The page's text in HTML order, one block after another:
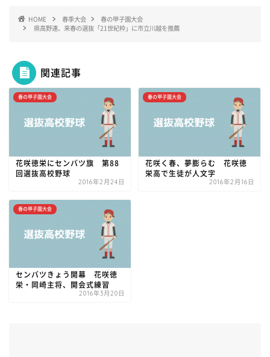
HOME 春季大会
春の甲子園大会
県高野連、来春の選抜「21世紀枠」に市立川越を推薦
関連記事
春の甲子園大会
花咲徳栄にセンバツ旗 第88
回選抜高校野球
2016年2月24日
春の甲子園大会
花咲く春、夢膨らむ 花咲徳
栄高で生徒が人文字
2016年2月16日
春の甲子園大会
センバツきょう開幕 花咲徳
栄・岡崎主将、開会式練習
2016年3月20日